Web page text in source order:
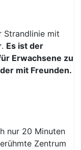
Strandlinie mit
. Es ist der
Erwachsene zu
mit Freunden.
nur 20 Minuten
Zentrum